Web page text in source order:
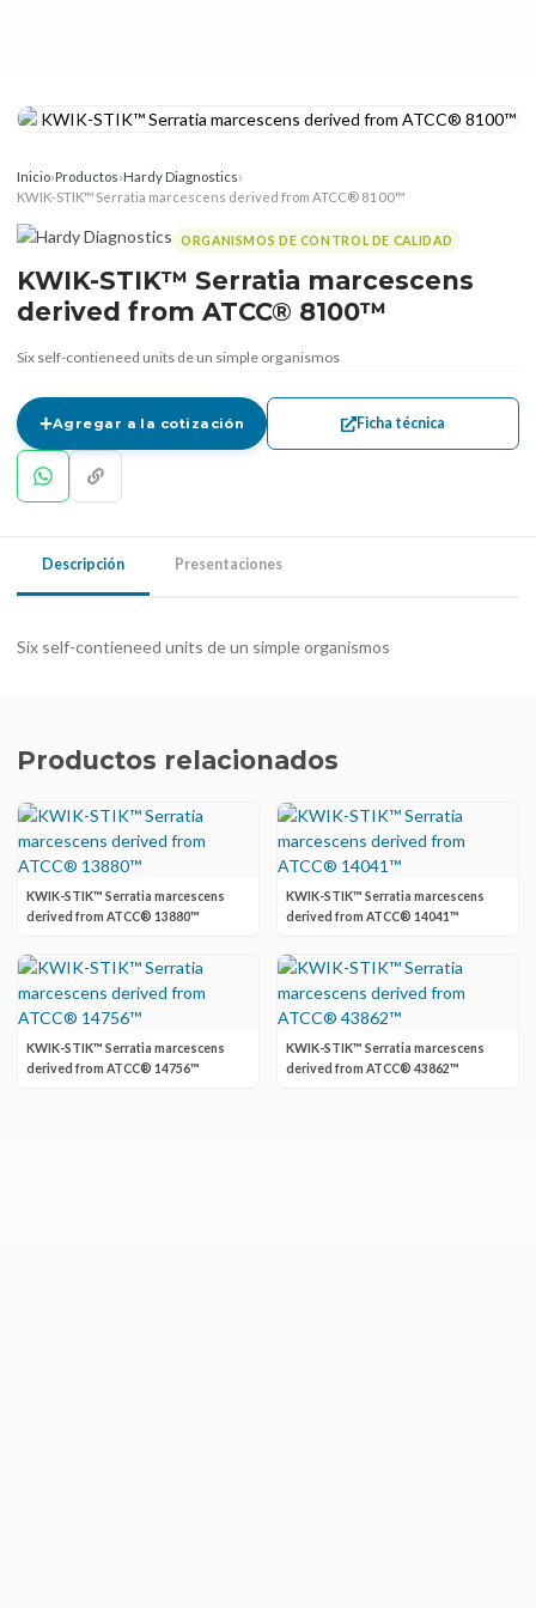
Inicio›Productos›Hardy Diagnostics›
KWIK-STIK™ Serratia marcescens derived from ATCC® 8100™
ORGANISMOS DE CONTROL DE CALIDAD
KWIK-STIK™ Serratia marcescens
derived from ATCC® 8100™
Six self-contieneed units de un simple organismos
Agregar a la cotización Ficha técnica
Descripción Presentaciones
Six self-contieneed units de un simple organismos
Productos relacionados
KWIK-STIK™ Serratia marcescens
derived from ATCC® 13880™
KWIK-STIK™ Serratia marcescens
derived from ATCC® 14041™
KWIK-STIK™ Serratia marcescens
derived from ATCC® 14756™
KWIK-STIK™ Serratia marcescens
derived from ATCC® 43862™